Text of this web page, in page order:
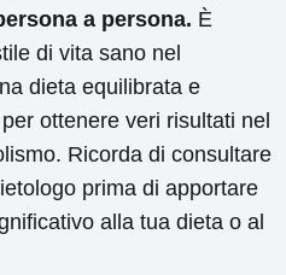
a persona. È
di vita sano nel
dieta equilibrata e
ottenere veri risultati nel
Ricorda di consultare
prima di apportare
alla tua dieta o al